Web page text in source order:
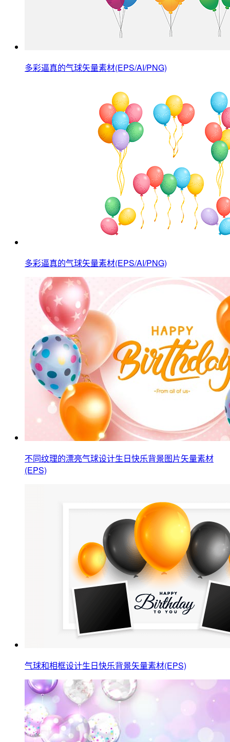
多彩逼真的气球矢量素材(EPS/AI/PNG)
多彩逼真的气球矢量素材(EPS/AI/PNG)
不同纹理的漂亮气球设计生日快乐背景图片矢量素材
(EPS)
气球和相框设计生日快乐背景矢量素材(EPS)